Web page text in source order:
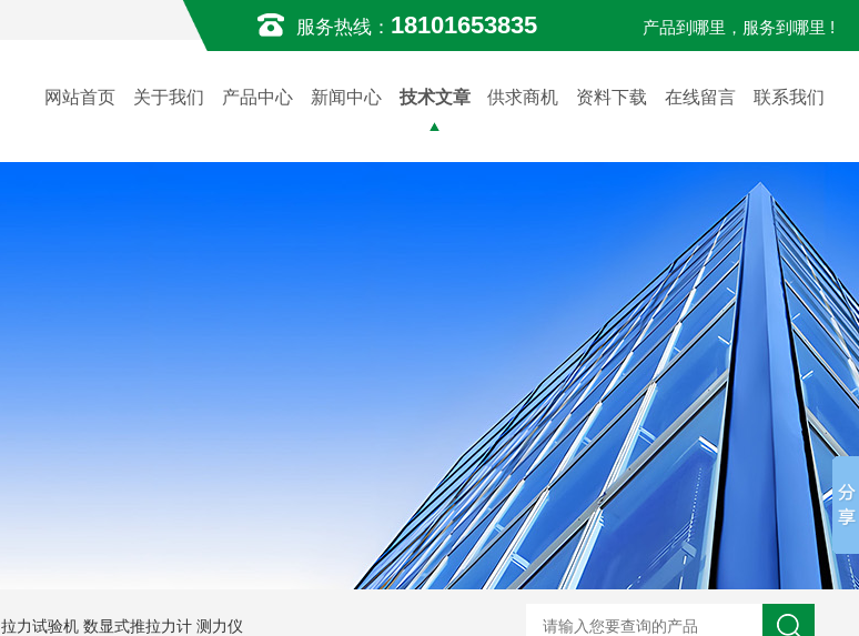
服务热线： 18101653835 产品到哪里，服务到哪里 !
网站首页 关于我们 产品中心 新闻中心 技术文章 供求商机 资料下载 在线留言 联系我们
拉力试验机 数显式推拉力计 测力仪